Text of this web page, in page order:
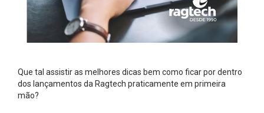
Que tal assistir as melhores dicas bem como ficar por dentro
dos lançamentos da Ragtech praticamente em primeira
mão?⠀